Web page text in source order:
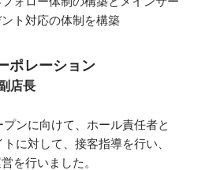
ト対応の体制を構築
ポレーション
店長
ンに向けて、ホール責任者と
に対して、接客指導を行い、
を行いました。